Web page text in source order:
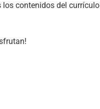
contenidos del currículo